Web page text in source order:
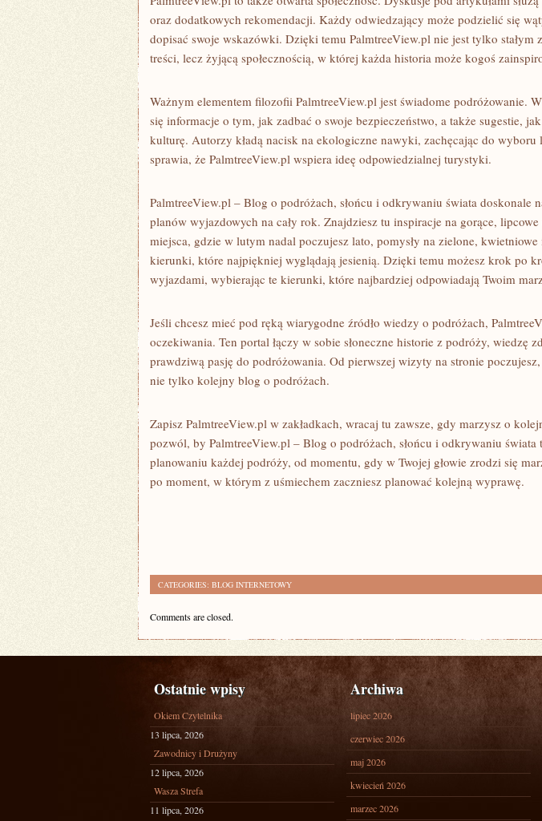
oraz dodatkowych rekomendacji. Każdy odwiedzający może podzielić się
dopisać swoje wskazówki. Dzięki temu PalmtreeView.pl nie jest tylko stałym
treści, lecz żyjącą społecznością, w której każda historia może kogoś
Ważnym elementem filozofii PalmtreeView.pl jest świadome podróżowanie.
się informacje o tym, jak zadbać o swoje bezpieczeństwo, a także sugestie,
kulturę. Autorzy kładą nacisk na ekologiczne nawyki, zachęcając do wyboru
sprawia, że PalmtreeView.pl wspiera ideę odpowiedzialnej turystyki.
PalmtreeView.pl – Blog o podróżach, słońcu i odkrywaniu świata doskonale
planów wyjazdowych na cały rok. Znajdziesz tu inspiracje na gorące,
miejsca, gdzie w lutym nadal poczujesz lato, pomysły na zielone,
kierunki, które najpiękniej wyglądają jesienią. Dzięki temu możesz krok po
wyjazdami, wybierając te kierunki, które najbardziej odpowiadają Twoim
Jeśli chcesz mieć pod ręką wiarygodne źródło wiedzy o podróżach,
oczekiwania. Ten portal łączy w sobie słoneczne historie z podróży, wiedzę
prawdziwą pasję do podróżowania. Od pierwszej wizyty na stronie
nie tylko kolejny blog o podróżach.
Zapisz PalmtreeView.pl w zakładkach, wracaj tu zawsze, gdy marzysz o
pozwól, by PalmtreeView.pl – Blog o podróżach, słońcu i odkrywaniu świata
planowaniu każdej podróży, od momentu, gdy w Twojej głowie zrodzi się
po moment, w którym z uśmiechem zaczniesz planować kolejną wyprawę.
CATEGORIES: BLOG INTERNETOWY
Comments are closed.
Ostatnie wpisy
Okiem Czytelnika
13 lipca, 2026
Zawodnicy i Drużyny
12 lipca, 2026
Wasza Strefa
11 lipca, 2026
Archiwa
lipiec 2026
czerwiec 2026
maj 2026
kwiecień 2026
marzec 2026